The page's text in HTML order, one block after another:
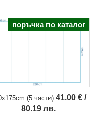
поръчка по каталог
(5 части) 41.00 € /
80.19 лв.